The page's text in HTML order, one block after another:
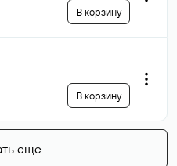
В корзину
В корзину
еще